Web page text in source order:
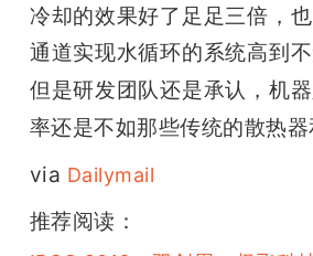
冷却的效果好了足足三倍，
通道实现水循环的系统高到
但是研发团队还是承认 ，机
率还是不如那些传统的散热器
via Dailymail
推荐阅读：